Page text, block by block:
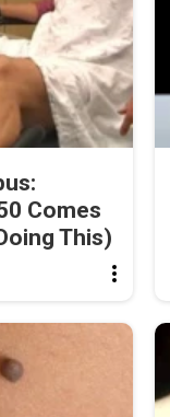
Comes
This)